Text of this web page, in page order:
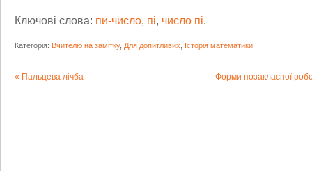
Ключові слова: пи-число, пі, число пі.
Категорія: Вчителю на замітку, Для допитливих Історія математики
Пальцева лічба